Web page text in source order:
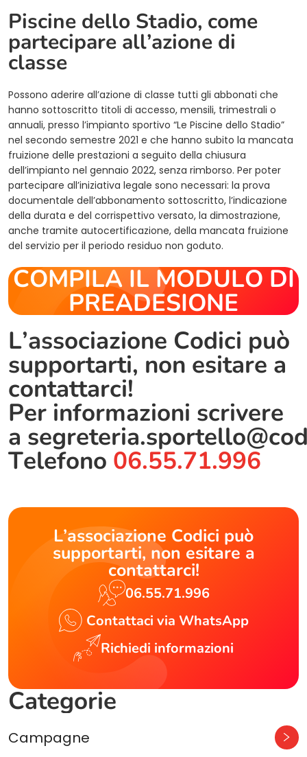
Piscine dello Stadio, come
partecipare all’azione di
classe
Possono aderire all’azione di classe tutti gli abbonati che
hanno sottoscritto titoli di accesso, mensili, trimestrali o
annuali, presso l’impianto sportivo “Le Piscine dello Stadio”
nel secondo semestre 2021 e che hanno subito la mancata
fruizione delle prestazioni a seguito della chiusura
dell’impianto nel gennaio 2022, senza rimborso. Per poter
partecipare all’iniziativa legale sono necessari: la prova
documentale dell’abbonamento sottoscritto, l’indicazione
della durata e del corrispettivo versato, la dimostrazione,
anche tramite autocertificazione, della mancata fruizione
del servizio per il periodo residuo non goduto.
COMPILA IL MODULO DI
PREADESIONE
L’associazione Codici può
supportarti, non esitare a
contattarci!
Per informazioni scrivere
a
Telefono 06.55.71.996
L’associazione Codici può
supportarti, non esitare a
contattarci!
06.55.71.996
Contattaci via WhatsApp
Richiedi informazioni
Categorie
Campagne